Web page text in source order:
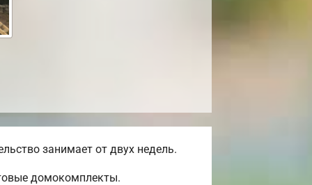
занимает от двух недель.
домокомплекты.